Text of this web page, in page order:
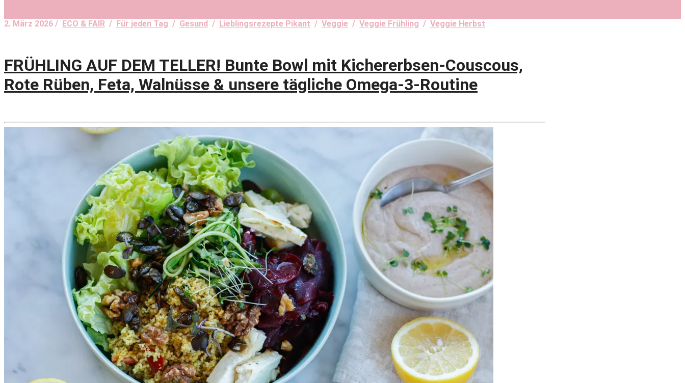
2. März 2026 / ECO & FAIR / Für jeden Tag / Gesund / Lieblingsrezepte Pikant / Veggie / Veggie Frühling / Veggie Herbst
FRÜHLING AUF DEM TELLER! Bunte Bowl mit Kichererbsen-Couscous,
Rote Rüben, Feta, Walnüsse & unsere tägliche Omega-3-Routine